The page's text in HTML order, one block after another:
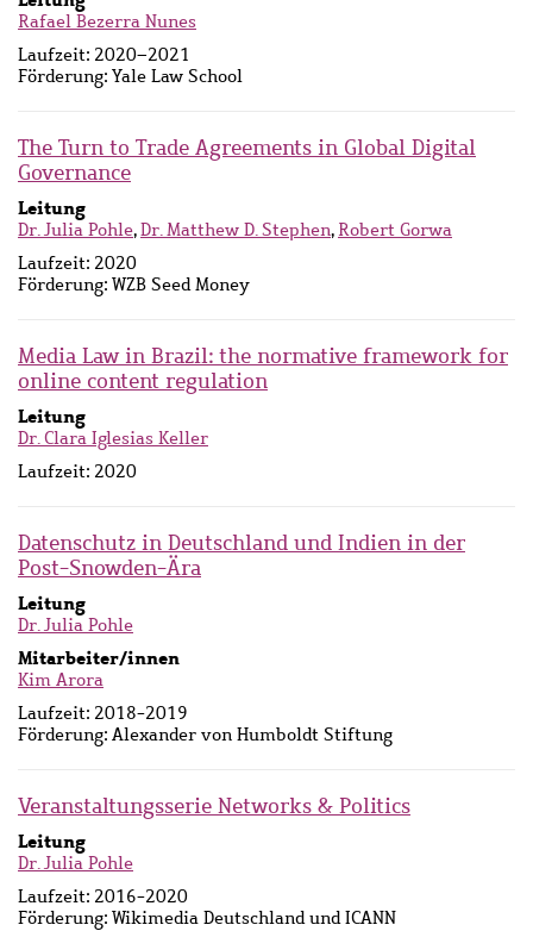
Rafael Bezerra Nunes
Laufzeit: 2020–2021
Förderung: Yale Law School
The Turn to Trade Agreements in Global Digital
Governance
Leitung
Dr. Julia Pohle,Dr. Matthew D. Stephen,Robert Gorwa
Laufzeit: 2020
Förderung: WZB Seed Money
Media Law in Brazil: the normative framework for
online content regulation
Leitung
Dr. Clara Iglesias Keller
Laufzeit: 2020
Datenschutz in Deutschland und Indien in der
Post-Snowden-Ära
Leitung
Dr. Julia Pohle
Mitarbeiter/innen
Kim Arora
Laufzeit: 2018-2019
Förderung: Alexander von Humboldt Stiftung
Veranstaltungsserie Networks & Politics
Leitung
Dr. Julia Pohle
Laufzeit: 2016-2020
Förderung: Wikimedia Deutschland und ICANN